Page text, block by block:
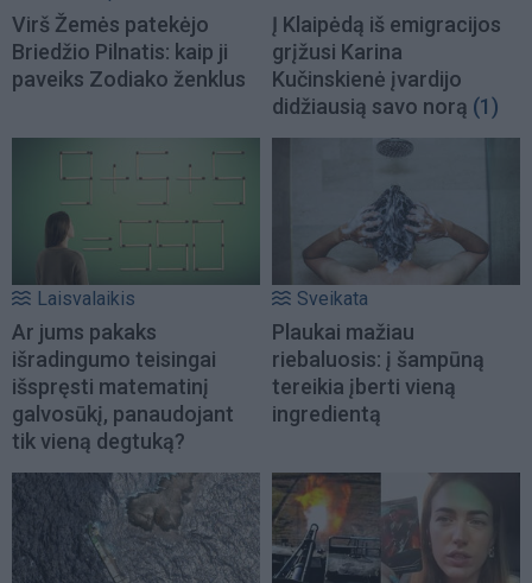
Virš Žemės patekėjo
Briedžio Pilnatis: kaip ji
paveiks Zodiako ženklus
Į Klaipėdą iš emigracijos
grįžusi Karina
Kučinskienė įvardijo
didžiausią savo norą (1)
Laisvalaikis
Ar jums pakaks
išradingumo teisingai
išspręsti matematinį
galvosūkį, panaudojant
tik vieną degtuką?
Sveikata
Plaukai mažiau
riebaluosis: į šampūną
tereikia įberti vieną
ingredientą